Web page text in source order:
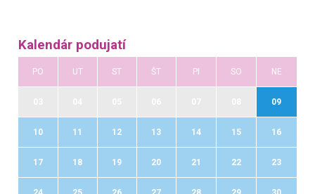
Kalendár podujatí
PO UT ST ŠT PI SO NE
09
10 11 12 13 14 15 16
17 18 19 20 21 22 23